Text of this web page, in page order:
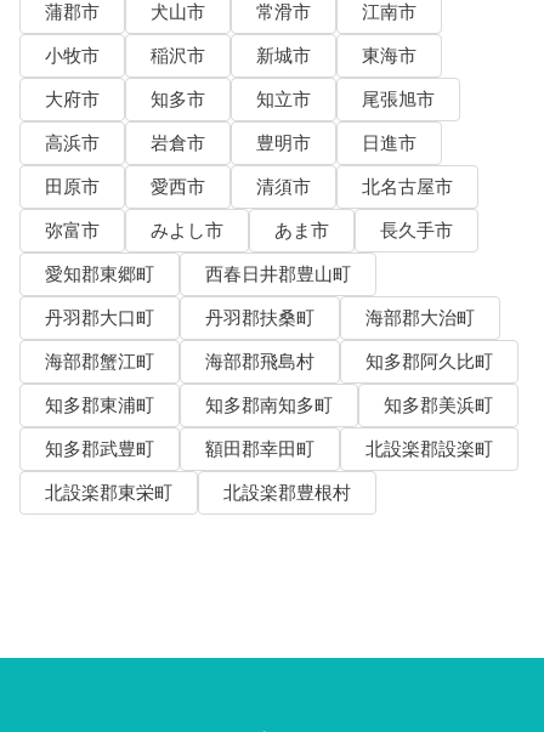
蒲郡市
犬山市 常滑市
江南市
小牧市
稲沢市 新城市
東海市
大府市
知多市 知立市
尾張旭市
高浜市
岩倉市 豊明市
日進市
田原市
愛西市 清須市
北名古屋市
弥富市
みよし市 あま市
長久手市
愛知郡東郷町
西春日井郡豊山町
丹羽郡大口町
丹羽郡扶桑町
海部郡大治町
海部郡蟹江町
海部郡飛島村
知多郡阿久比町
知多郡東浦町
知多郡南知多町
知多郡美浜町
知多郡武豊町
額田郡幸田町
北設楽郡設楽町
北設楽郡東栄町
北設楽郡豊根村